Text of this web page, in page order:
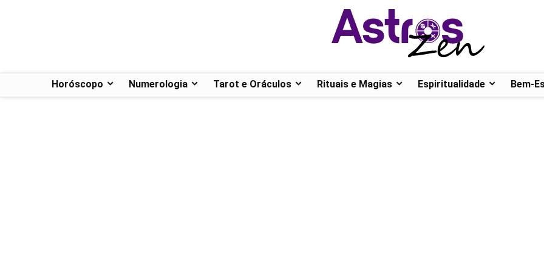
Horóscopo Numerologia Tarot e Oráculos Rituais e Magias Espiritualidade Bem-